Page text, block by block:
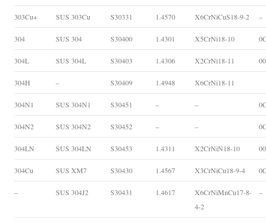
303Cu+ SUS 303Cu S30331 1.4570 X6CrNiCuS18-9-2 –
304 SUS 304 S30400 1.4301 X5CrNi18-10
304L SUS 304L S30403 1.4306 X2CrNi18-11
304H – S30409 1.4948 X6CrNi18-11
304N1 SUS 304N1 S30451 – –
304N2 SUS 304N2 S30452 – –
304LN SUS 304LN S30453 1.4311 X2CrNiN18-10
304Cu SUS XM7 S30430 1.4567 X3CrNiCu18-9-4
– SUS 304J2 S30431 1.4617
X6CrNiMnCu17-8-
4-2
–